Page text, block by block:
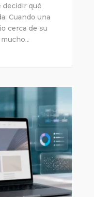
decidir qué
Cuando una
cerca de su